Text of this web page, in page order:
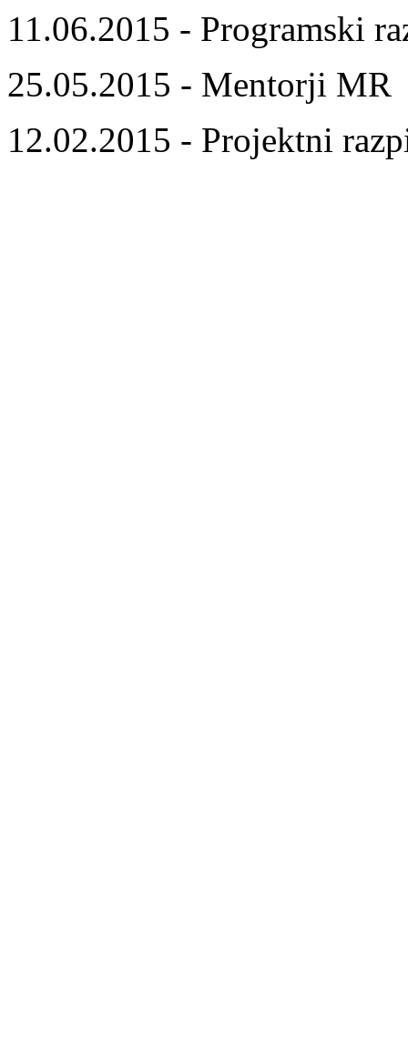
11.06.2015 - Programski
25.05.2015 - Mentorji MR
12.02.2015 - Projektni